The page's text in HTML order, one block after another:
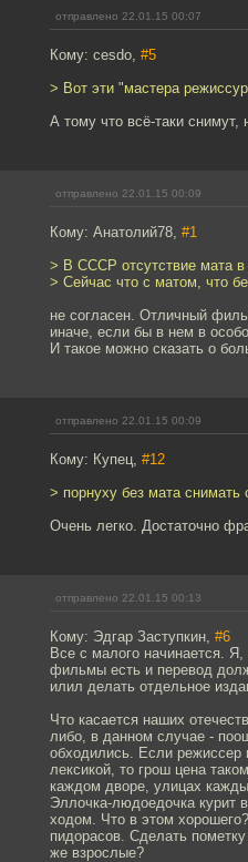
отправлено 22.01.15 00:07
Кому: cesdo, #5
> Вот эти "мастера
А тому что всё-таки снимут,
отправлено 22.01.15 00:09
Кому: Анатолий78, #1
> В СССР отсутствие мата
> Сейчас что с матом, что
не согласен. Отличный
иначе, если бы в нем в
И такое можно сказать о
отправлено 22.01.15 00:09
Кому: Купец, #12
> порнуху без мата снимать
Очень легко. Достаточно
отправлено 22.01.15 00:13
Кому: Эдгар Заступкин, #6
Все с малого начинается.
фильмы есть и перевод
илил делать отдельное
Что касается наших
либо, в данном случае -
обходились. Если режиссер
лексикой, то грош цена
каждом дворе, улицах
Эллочка-людоедочка курит
ходом. Что в этом
пидорасов. Сделать
же взрослые?